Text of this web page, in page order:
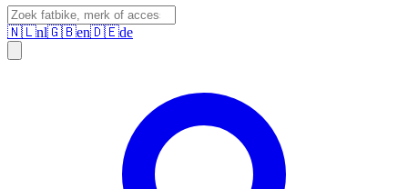
🇳🇱nl🇬🇧en🇩🇪de